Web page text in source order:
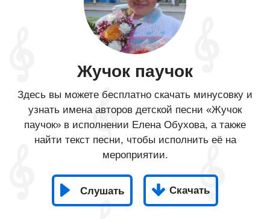
Жучок паучок
Здесь вы можете бесплатно скачать минусовку и
узнать имена авторов детской песни «Жучок
паучок» в исполнении Елена Обухова, а также
найти текст песни, чтобы исполнить её на
мероприятии.
Слушать Скачать